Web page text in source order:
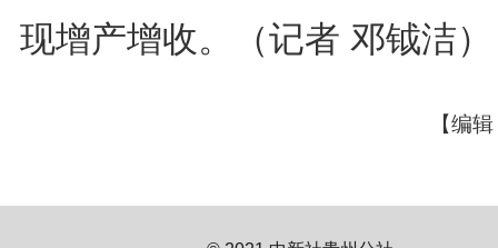
现增产增收。（记者 邓钺洁）
【编